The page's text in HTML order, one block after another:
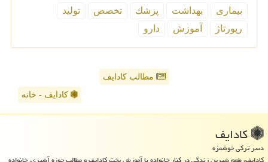
بیماری بهداشت پزشك تخصص
تولید
رپورتاژ
آموزش دارو
مطالب کادایف
کادایف - خانه
كادایف
دسر ترکی خوشمزه